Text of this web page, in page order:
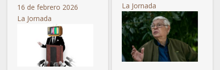
16 de febrero 2026
La Jornada
La Jornada